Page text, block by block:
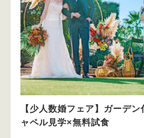
【少人数婚フェア】ガーデ
ャペル見学×無料試食